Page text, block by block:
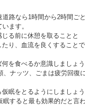
路なら1時間から2時間ご
ます。
る前に休憩を取ることと
り、血流を良くすること
を食べるか意識しましょ
、ナッツ、ごまは疲労回復
眠をとるようにしましょ
すると最も効果的だと言